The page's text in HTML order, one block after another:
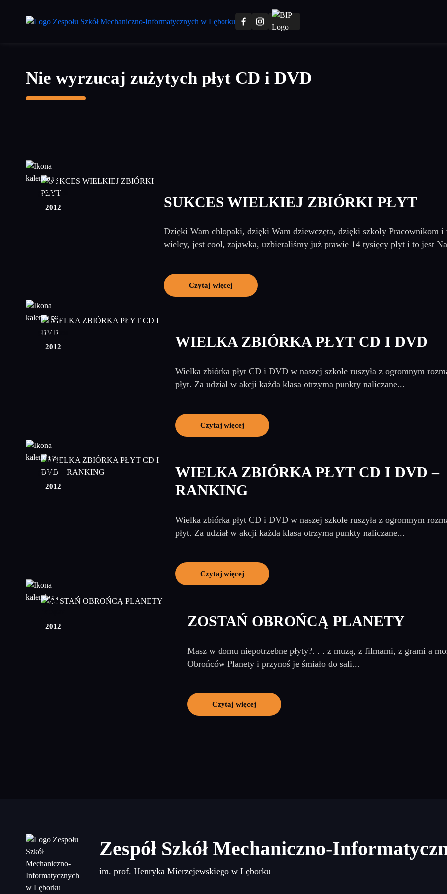
Nie wyrzucaj zużytych płyt CD i DVD
20
grudzień
2012
SUKCES WIELKIEJ ZBIÓRKI PŁYT
Dzięki Wam chłopaki, dzięki Wam dziewczęta, dzięki szkoły Pracownikom
wielcy, jest cool, zajawka, uzbieraliśmy już prawie 14 tysięcy płyt i to jest
Czytaj więcej
12
grudzień
2012
WIELKA ZBIÓRKA PŁYT CD I DVD
Wielka zbiórka płyt CD i DVD w naszej szkole ruszyła z ogromnym
płyt. Za udział w akcji każda klasa otrzyma punkty naliczane...
Czytaj więcej
04
grudzień
2012
WIELKA ZBIÓRKA PŁYT CD I DVD –
RANKING
Wielka zbiórka płyt CD i DVD w naszej szkole ruszyła z ogromnym
płyt. Za udział w akcji każda klasa otrzyma punkty naliczane...
Czytaj więcej
30
2012
ZOSTAŃ OBROŃCĄ PLANETY
Masz w domu niepotrzebne płyty?. . . z muzą, z filmami, z grami a
Obrońców Planety i przynoś je śmiało do sali...
Czytaj więcej
Zespół Szkół Mechaniczno-
im. prof. Henryka Mierzejewskiego w Lęborku